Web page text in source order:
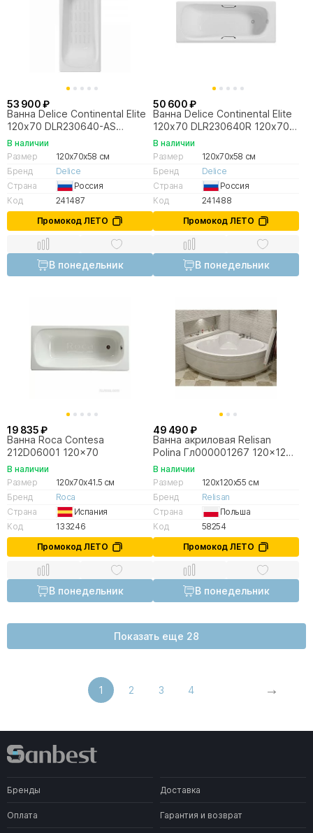
53 900 ₽
Ванна Delice Continental Elite
120х70 DLR230640-AS
120х70 белая
В наличии
Размер
120x70x58 см
Бренд
Delice
Страна
Россия
Код
241487
Промокод ЛЕТО
В понедельник
50 600 ₽
Ванна Delice Continental Elite
120х70 DLR230640R 120х70
белая
В наличии
Размер
120x70x58 см
Бренд
Delice
Страна
Россия
Код
241488
Промокод ЛЕТО
В понедельник
19 835 ₽
Ванна Roca Contesa
212D06001 120x70
В наличии
Размер
120x70x41.5 см
Бренд
Roca
Страна
Испания
Код
133246
Промокод ЛЕТО
В понедельник
49 490 ₽
Ванна акриловая Relisan
Polina Гл000001267 120x120
белая
В наличии
Размер
120x120x55 см
Бренд
Relisan
Страна
Польша
Код
58254
Промокод ЛЕТО
В понедельник
Показать еще 28
1 2 3 4
Бренды Доставка
Оплата Гарантия и возврат